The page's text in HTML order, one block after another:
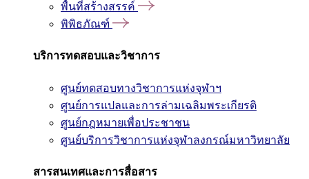
พื้นที่สร้างสรรค์
พิพิธภัณฑ์
บริการทดสอบและวิชาการ
ศูนย์ทดสอบทางวิชาการแห่งจุฬาฯ
ศูนย์การแปลและการล่ามเฉลิมพระเกียรติ
ศูนย์กฎหมายเพื่อประชาชน
ศูนย์บริการวิชาการแห่งจุฬาลงกรณ์มหาวิทยาลัย
สารสนเทศและการสื่อสาร